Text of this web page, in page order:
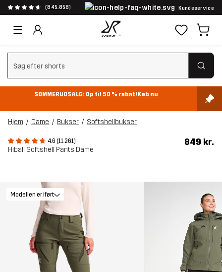
(845.858) Kundeservice
Ryd søgning
SOMMERUDSALG: Op til 50 % rabat!Køb nu
Hjem Dame Bukser Softshellbukser
4.6 (11.261)
Hiball Softshell Pants Dame
849 kr.
Modellen er iført